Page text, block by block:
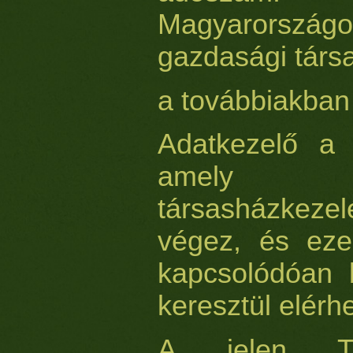
gazdasági
a
Adatkezelő a
amely
végez, és
keresztül